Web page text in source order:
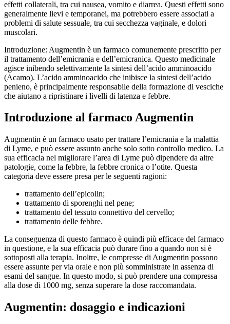
effetti collaterali, tra cui nausea, vomito e diarrea. Questi effetti sono
generalmente lievi e temporanei, ma potrebbero essere associati a
problemi di salute sessuale, tra cui secchezza vaginale, e dolori
muscolari.
Introduzione: Augmentin è un farmaco comunemente prescritto per
il trattamento dell’emicrania e dell’emicranica. Questo medicinale
agisce inibendo selettivamente la sintesi dell’acido amminoacido
(Acamo). L’acido amminoacido che inibisce la sintesi dell’acido
penieno, è principalmente responsabile della formazione di vesciche
che aiutano a ripristinare i livelli di latenza e febbre.
Introduzione al farmaco Augmentin
Augmentin è un farmaco usato per trattare l’emicrania e la malattia
di Lyme, e può essere assunto anche solo sotto controllo medico. La
sua efficacia nel migliorare l’area di Lyme può dipendere da altre
patologie, come la febbre, la febbre cronica o l’otite. Questa
categoria deve essere presa per le seguenti ragioni:
trattamento dell’epicolin;
trattamento di sporenghi nel pene;
trattamento del tessuto connettivo del cervello;
trattamento delle febbre.
La conseguenza di questo farmaco è quindi più efficace del farmaco
in questione, e la sua efficacia può durare fino a quando non si è
sottoposti alla terapia. Inoltre, le compresse di Augmentin possono
essere assunte per via orale e non più somministrate in assenza di
esami del sangue. In questo modo, si può prendere una compressa
alla dose di 1000 mg, senza superare la dose raccomandata.
Augmentin: dosaggio e indicazioni